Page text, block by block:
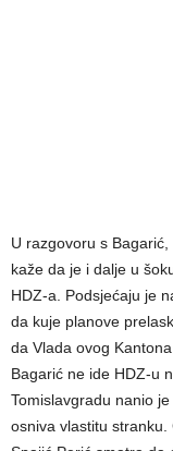
U razgovoru s
kaže da je i dalje u
HDZ-a. Podsjećaju je
da kuje planove
da Vlada ovog
Bagarić ne ide HDZ-u
Tomislavgradu nanio
osniva vlastitu